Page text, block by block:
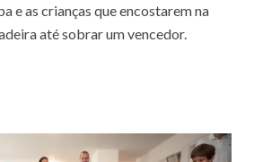
e as crianças que encostarem na
até sobrar um vencedor.